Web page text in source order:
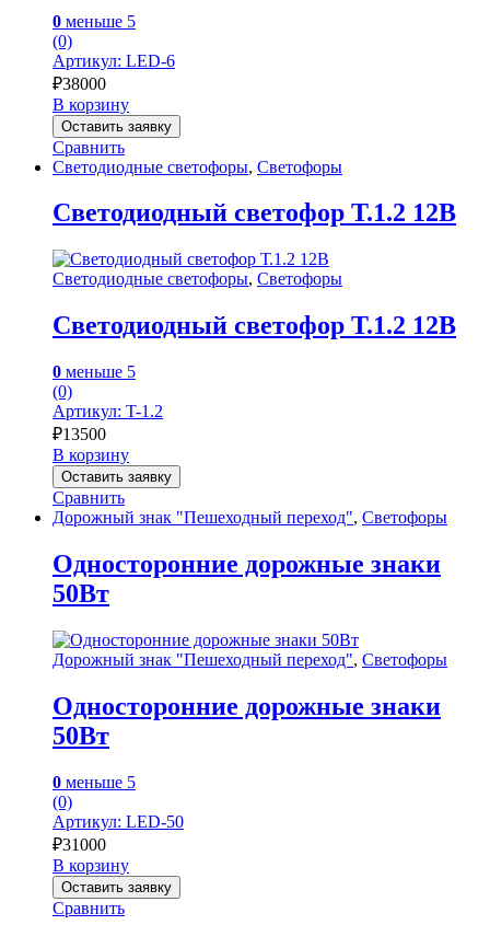
0 меньше 5
(0)
Артикул: LED-6
₽38000
В корзину
Оставить заявку
Сравнить
Светодиодные светофоры, Светофоры
Светодиодный светофор Т.1.2 12В
Светодиодные светофоры, Светофоры
Светодиодный светофор Т.1.2 12В
0 меньше 5
(0)
Артикул: T-1.2
₽13500
В корзину
Оставить заявку
Сравнить
Дорожный знак "Пешеходный переход", Светофоры
Односторонние дорожные знаки
50Вт
Дорожный знак "Пешеходный переход", Светофоры
Односторонние дорожные знаки
50Вт
0 меньше 5
(0)
Артикул: LED-50
₽31000
В корзину
Оставить заявку
Сравнить